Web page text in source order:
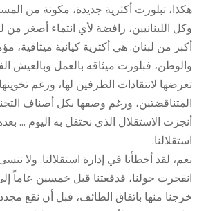
هكذا، تبلورت أكثرية جديدة، مكونة من
وكل اللبنانيين، رافضة لأي انتماء أصغر من
أكبر من لبنان. هي أكثرية كيانية ميثاقية،
والوطن، فبلورت ميثاقه بالعمل وبالعيش
تعرضها لانتقادات الطرفين لها، ورغم
المتناقضتين، ورغم وصفها بكل أصناف
أنجزت الاستقلال الذي نحتفل به اليوم …
استقلالنا.
نعم، لقد أخطأنا في إدارة استقلالنا. ولا
انفجرت حولنا، فدفعتنا قبل خمسين عاماً
خرجنا منها باتفاق الطائف، قبل أن نقع